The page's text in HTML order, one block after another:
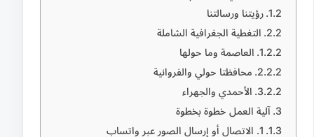
رؤيتنا ورسالتنا
التغطية الجغرافية الشاملة
العاصمة وما حولها
محافظتا حولي والفروانية
الأحمدي والجهراء
آلية العمل خطوة بخطوة
1. الاتصال أو إرسال الصور عبر واتساب